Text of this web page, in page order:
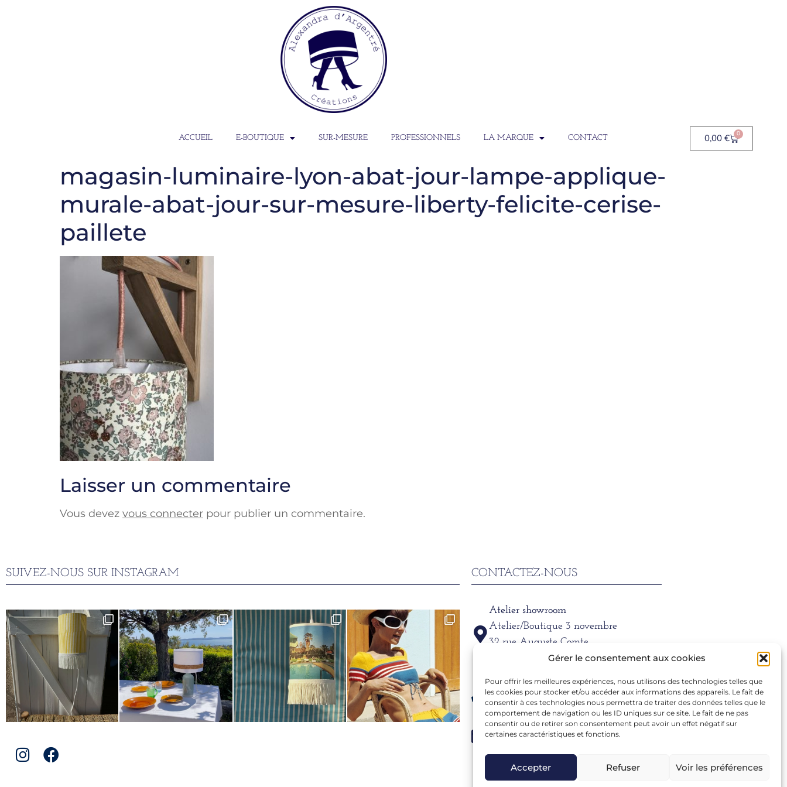
Gérer le consentement aux cookies
Pour offrir les meilleures expériences, nous utilisons des technologies telles que
les cookies pour stocker et/ou accéder aux informations des appareils. Le fait de
consentir à ces technologies nous permettra de traiter des données telles que le
comportement de navigation ou les ID uniques sur ce site. Le fait de ne pas
consentir ou de retirer son consentement peut avoir un effet négatif sur
certaines caractéristiques et fonctions.
Accepter Refuser Voir les préférences
ACCUEIL E-BOUTIQUE SUR-MESURE PROFESSIONNELS LA MARQUE CONTACT 0,00 € 0
magasin-luminaire-lyon-abat-jour-lampe-applique-
murale-abat-jour-sur-mesure-liberty-felicite-cerise-
paillete
Laisser un commentaire
Vous devez vous connecter pour publier un commentaire.
SUIVEZ-NOUS SUR INSTAGRAM CONTACTEZ-NOUS
Atelier showroom
Atelier/Boutique 3 novembre
32 rue Auguste Comte
69002 LYON
Téléphone
06 15 61 39 66
Mail